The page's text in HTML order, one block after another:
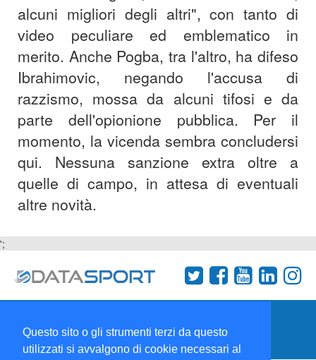
Questo sito o gli strumenti terzi da questo
utilizzati si avvalgono di cookie necessari al
alcuni migliori degli altri", con tanto di
video peculiare ed emblematico in
merito. Anche Pogba, tra l'altro, ha difeso
Ibrahimovic, negando l'accusa di
razzismo, mossa da alcuni tifosi e da
parte dell'opionione pubblica. Per il
momento, la vicenda sembra concludersi
qui. Nessuna sanzione extra oltre a
quelle di campo, in attesa di eventuali
altre novità.
';
Collabora con noi